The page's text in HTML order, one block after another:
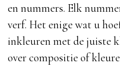
en nummers. Elk
verf. Het enige wat u
inkleuren met de juiste
over compositie of